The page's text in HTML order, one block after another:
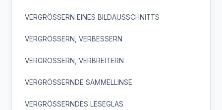
VERGRÖSSERN EINES BILDAUSSCHNITTS
VERGRÖSSERN, VERBESSERN
VERGRÖSSERN, VERBREITERN
VERGRÖSSERNDE SAMMELLINSE
VERGRÖSSERNDES LESEGLAS